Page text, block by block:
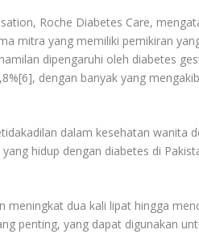
Roche Diabetes Care,
mitra yang memiliki pemikiran
dipengaruhi oleh diabetes
dengan banyak yang
dalam kesehatan wanita
hidup dengan diabetes di
dua kali lipat hingga
penting, yang dapat digunakan